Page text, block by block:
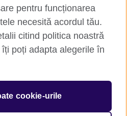
utilizare
organisation for cultural
pentru funcționarea
necesită acordul tău.
citind politica noastră
poți adapta alegerile în
cookie-urile